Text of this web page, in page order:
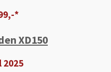
*
XD150
2025